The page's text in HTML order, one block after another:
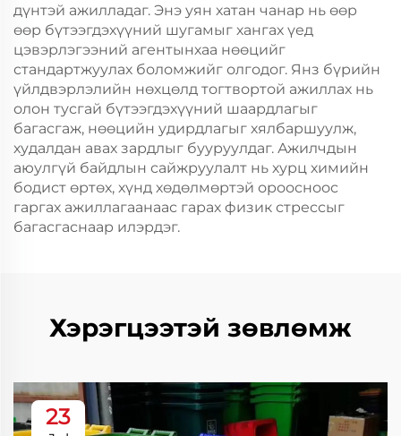
дүнтэй ажилладаг. Энэ уян хатан чанар нь өөр
өөр бүтээгдэхүүний шугамыг хангах үед
цэвэрлэгээний агентынхаа нөөцийг
стандартжуулах боломжийг олгодог. Янз бүрийн
үйлдвэрлэлийн нөхцөлд тогтвортой ажиллах нь
олон тусгай бүтээгдэхүүний шаардлагыг
багасгаж, нөөцийн удирдлагыг хялбаршуулж,
худалдан авах зардлыг бууруулдаг. Ажилчдын
аюулгүй байдлын сайжруулалт нь хурц химийн
бодист өртөх, хүнд хөдөлмөртэй ороосноос
гаргах ажиллагаанаас гарах физик стрессыг
багасгаснаар илэрдэг.
Хэрэгцээтэй зөвлөмж
23